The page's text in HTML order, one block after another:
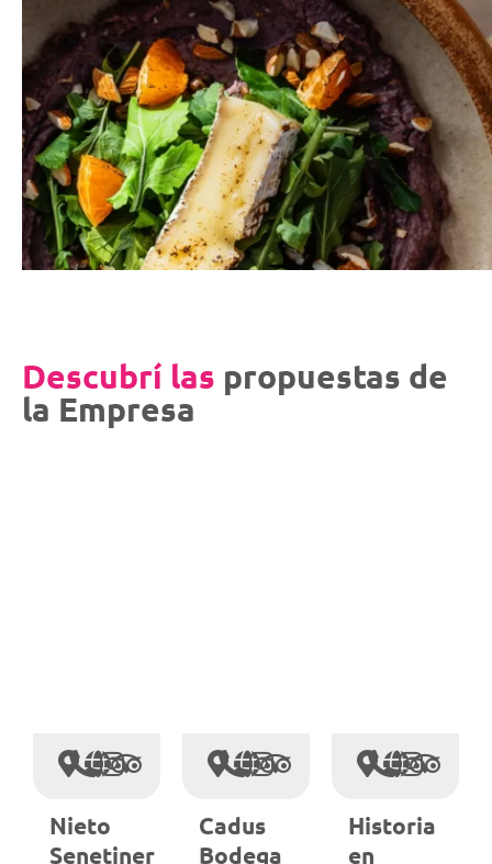
Descubrí las propuestas de
la Empresa
Nieto
Senetiner
Cadus
Bodega
Historia
en